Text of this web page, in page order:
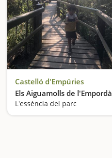
Castelló d'Empúries
Els Aiguamolls de l'Empordà
L'essència del parc